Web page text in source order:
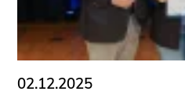
02.12.2025